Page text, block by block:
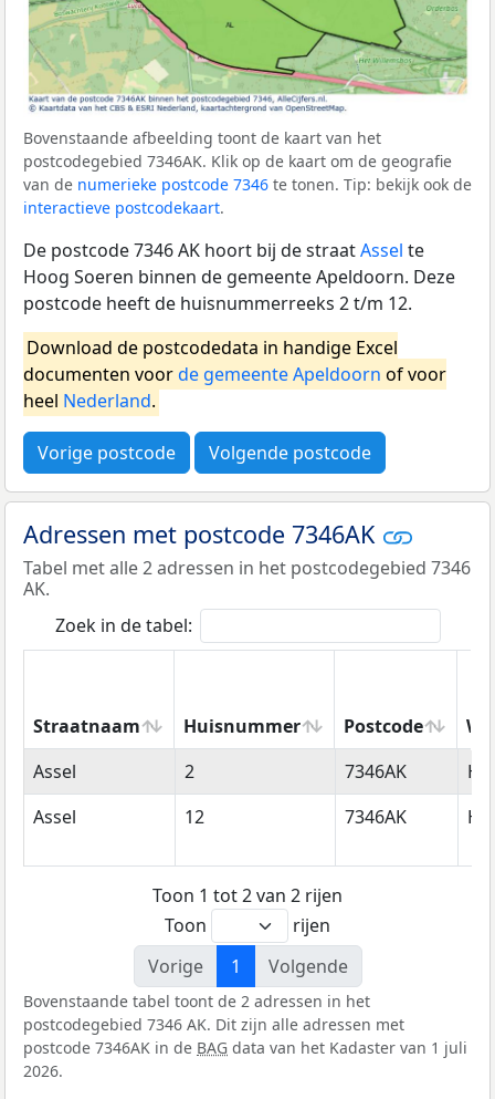
Bovenstaande afbeelding toont de kaart van het
postcodegebied 7346AK. Klik op de kaart om de geografie
van de numerieke postcode 7346 te tonen. Tip: bekijk ook de
interactieve postcodekaart.
De postcode 7346 AK hoort bij de straatAssel te
Hoog Soeren binnen de gemeente Apeldoorn. Deze
postcode heeft de huisnummerreeks 2 t/m 12.
Download de postcodedata in handige Excel
documenten voorde gemeente Apeldoorn of voor
heel Nederland.
Vorige postcode Volgende postcode
Adressen met postcode 7346AK
Tabel met alle 2 adressen in het postcodegebied 7346
AK.
Zoek in de tabel:
Straatnaam Huisnummer Postcode
Straatnaam
Huisnummer Postcode
Assel 2 7346AK
Assel
12 7346AK
Toon 1 tot 2 van 2 rijen
Toon
rijen
Vorige
1 Volgende
Bovenstaande tabel toont de 2 adressen in het
postcodegebied 7346 AK. Dit zijn alle adressen met
postcode 7346AK in de BAG data van het Kadaster van 1 juli
2026.